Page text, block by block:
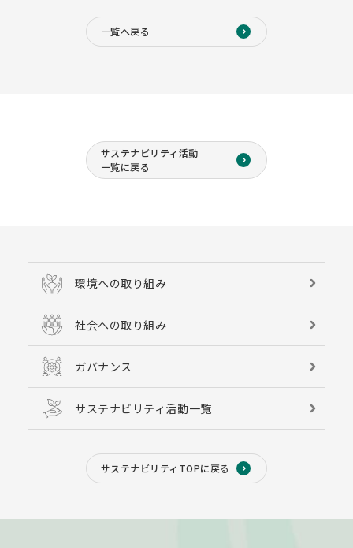
一覧へ戻る
サステナビリティ活動
一覧に戻る
環境への取り組み
社会への取り組み
ガバナンス
サステナビリティ活動一覧
サステナビリティTOPに戻る